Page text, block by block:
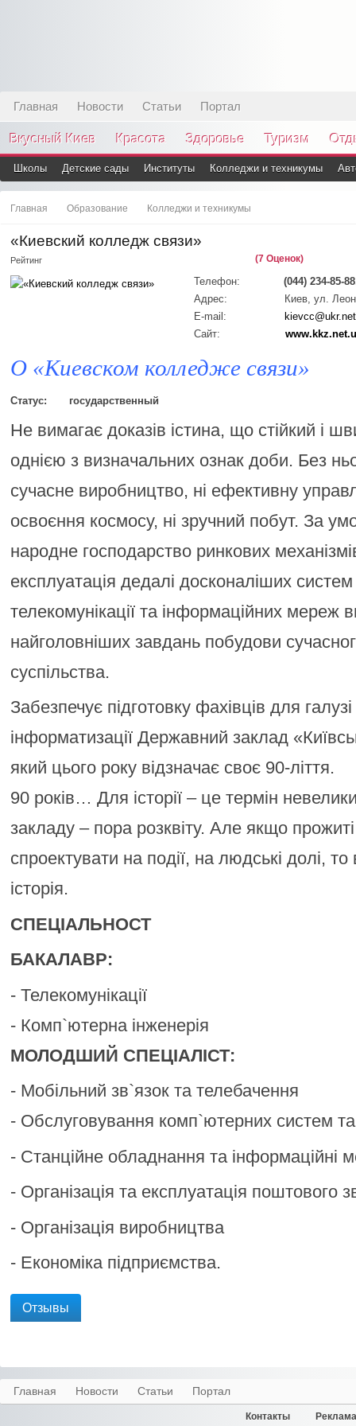
Главная Новости Статьи Портал
Вкусный Киев Красота Здоровье Туризм
Школы Детские сады Институты Колледжи и техникумы
Главная Образование Колледжи и техникумы
«Киевский колледж связи»
Рейтинг (7 Оценок)
Телефон:
(044) 234-85-
Адрес:
Киев, ул.
E-mail:
kievcc@ukr.net
Сайт:
О «Киевском колледже связи»
Статус: государственный
Не вимагає доказів істина, що стійкий і
однією з визначальних ознак доби. Без
сучасне виробництво, ні ефективну
освоєння космосу, ні зручний побут. За
народне господарство ринкових
експлуатація дедалі досконаліших систем
телекомунікації та інформаційних мереж
найголовніших завдань побудови
суспільства.
Забезпечує підготовку фахівців для
інформатизації Державний заклад
який цього року відзначає своє 90-ліття.
90 років… Для історії – це термін
закладу – пора розквіту. Але якщо
спроектувати на події, на людські долі,
історія.
СПЕЦІАЛЬНОСТ
БАКАЛАВР:
- Телекомунікації
- Комп`ютерна інженерія
МОЛОДШИЙ СПЕЦІАЛІСТ:
- Мобільний зв`язок та телебачення
- Обслуговування комп`ютерних систем
- Станційне обладнання та інформаційні
- Організація та експлуатація поштового
- Організація виробництва
- Економіка підприємства.
Отзывы
Главная Новости Статьи Портал
Контакты